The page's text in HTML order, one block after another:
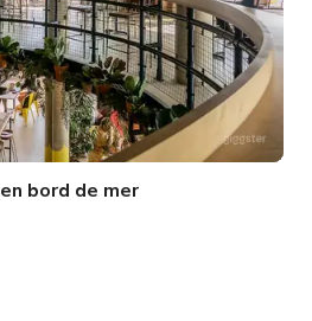
bord de mer